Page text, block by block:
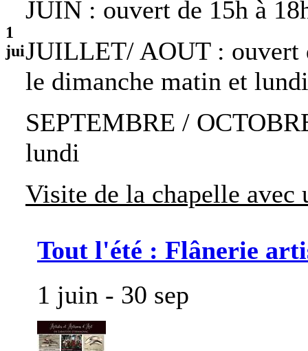
1
jui
JUIN : ouvert de 15h à
JUILLET/ AOUT : ouvert
le dimanche matin et
SEPTEMBRE /
lundi
Visite de la chapelle avec
Tout l'été : Flânerie
1 juin - 30 sep